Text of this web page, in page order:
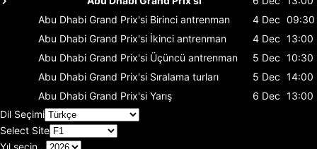
Abu Dhabi Grand Prix'si Birinci antrenman 4 Dec 09:30
Abu Dhabi Grand Prix'si İkinci antrenman 4 Dec 13:00
Abu Dhabi Grand Prix'si Üçüncü antrenman 5 Dec 10:30
Abu Dhabi Grand Prix'si Sıralama turları 5 Dec 14:00
Abu Dhabi Grand Prix'si Yarış 6 Dec 13:00
Dil Seçimi
Select Site
Yıl seçin...